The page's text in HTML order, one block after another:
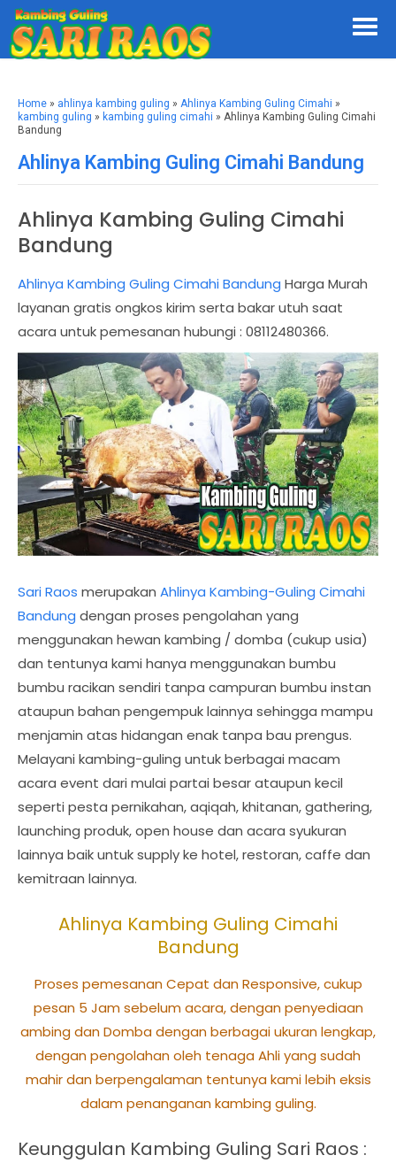
Home » ahlinya kambing guling » Ahlinya Kambing Guling Cimahi »
kambing guling » kambing guling cimahi » Ahlinya Kambing Guling Cimahi
Bandung
Ahlinya Kambing Guling Cimahi Bandung
Ahlinya Kambing Guling Cimahi
Bandung
Ahlinya Kambing Guling Cimahi Bandung Harga Murah
layanan gratis ongkos kirim serta bakar utuh saat
acara untuk pemesanan hubungi : 08112480366.
Sari Raos merupakan Ahlinya Kambing-Guling Cimahi
Bandung dengan proses pengolahan yang
menggunakan hewan kambing / domba (cukup usia)
dan tentunya kami hanya menggunakan bumbu
bumbu racikan sendiri tanpa campuran bumbu instan
ataupun bahan pengempuk lainnya sehingga mampu
menjamin atas hidangan enak tanpa bau prengus.
Melayani kambing-guling untuk berbagai macam
acara event dari mulai partai besar ataupun kecil
seperti pesta pernikahan, aqiqah, khitanan, gathering,
launching produk, open house dan acara syukuran
lainnya baik untuk supply ke hotel, restoran, caffe dan
kemitraan lainnya.
Ahlinya Kambing Guling Cimahi
Bandung
Proses pemesanan Cepat dan Responsive, cukup
pesan 5 Jam sebelum acara, dengan penyediaan
ambing dan Domba dengan berbagai ukuran lengkap,
dengan pengolahan oleh tenaga Ahli yang sudah
mahir dan berpengalaman tentunya kami lebih eksis
dalam penanganan kambing guling.
Keunggulan Kambing Guling Sari Raos :